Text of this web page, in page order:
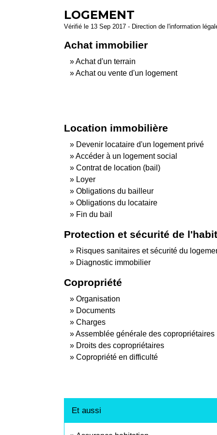
LOGEMENT
Vérifié le 13 Sep 2017 - Direction de l'information
Achat immobilier
Achat d'un terrain
Achat ou vente d'un logement
Location immobilière
Devenir locataire d'un logement privé
Accéder à un logement social
Contrat de location (bail)
Loyer
Obligations du bailleur
Obligations du locataire
Fin du bail
Protection et sécurité de
Risques sanitaires et sécurité du
Diagnostic immobilier
Copropriété
Organisation
Documents
Charges
Assemblée générale des copropriétaires
Droits des copropriétaires
Copropriété en difficulté
Et aussi